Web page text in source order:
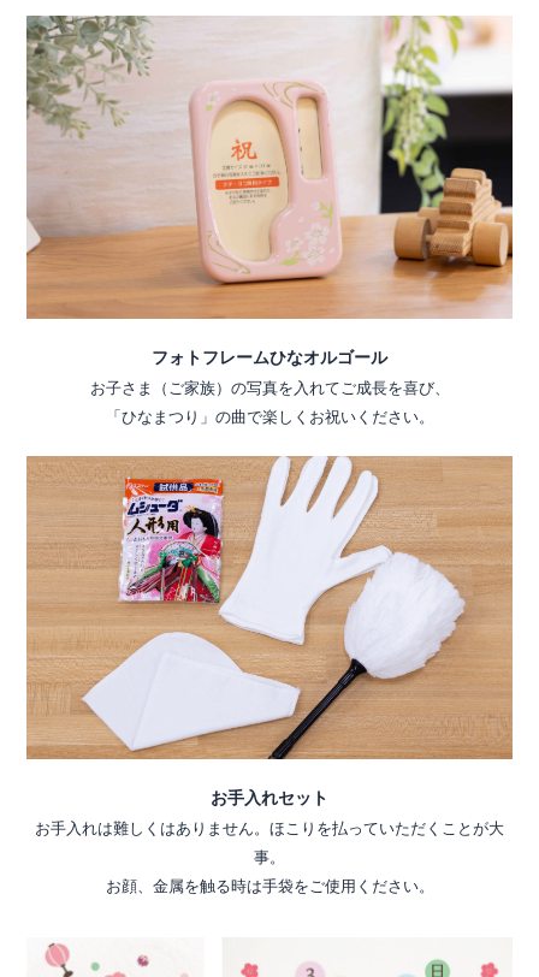
フォトフレームひなオルゴール
お子さま（ご家族）の写真を入れてご成長を喜び、
「ひなまつり」の曲で楽しくお祝いください。
お手入れセット
お手入れは難しくはありません。ほこりを払っていただくことが大
事。
お顔、金属を触る時は手袋をご使用ください。